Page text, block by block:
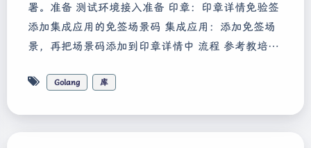
署。准备 测试环境接入准备 印章：印章详情免验签
添加集成应用的免签场景码 集成应用：添加免签场
景，再把场景码添加到印章详情中 流程 参考教培…
Golang 库